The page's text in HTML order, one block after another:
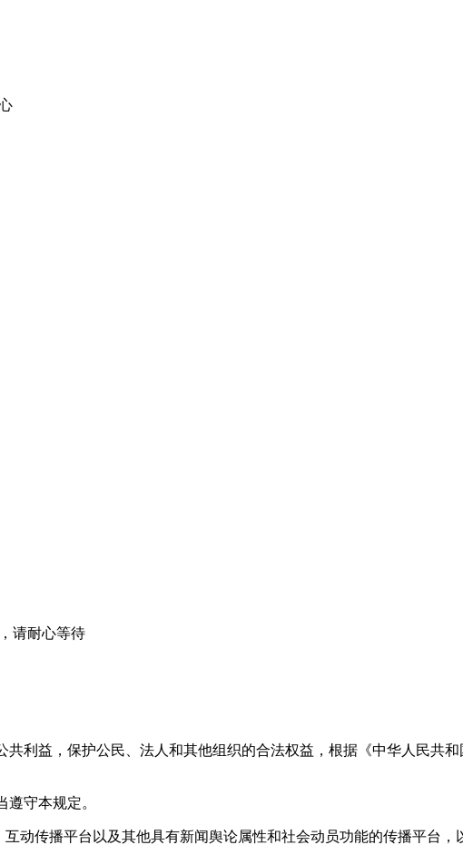
请耐心等待
利益，保护公民、法人和其他组织的合法权益，根据《中华人民共
守本规定。
动传播平台以及其他具有新闻舆论属性和社会动员功能的传播平台